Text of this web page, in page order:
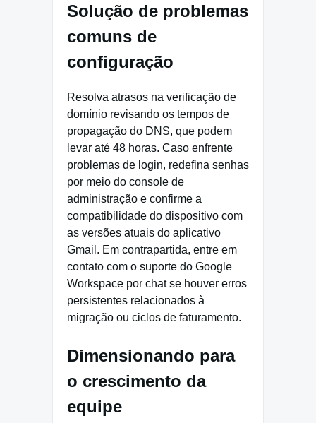
Solução de problemas
comuns de
configuração
Resolva atrasos na verificação de
domínio revisando os tempos de
propagação do DNS, que podem
levar até 48 horas. Caso enfrente
problemas de login, redefina senhas
por meio do console de
administração e confirme a
compatibilidade do dispositivo com
as versões atuais do aplicativo
Gmail. Em contrapartida, entre em
contato com o suporte do Google
Workspace por chat se houver erros
persistentes relacionados à
migração ou ciclos de faturamento.
Dimensionando para
o crescimento da
equipe